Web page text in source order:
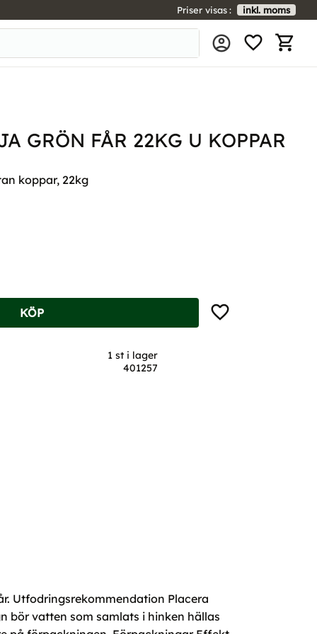
Priser visas inkl. moms
GRÖN FÅR 22KG U KOPPAR
koppar, 22kg
KÖP Lägg till i favoriter
1 st i lager
401257
Utfodringsrekommendation Placera
bör vatten som samlats i hinken hällas